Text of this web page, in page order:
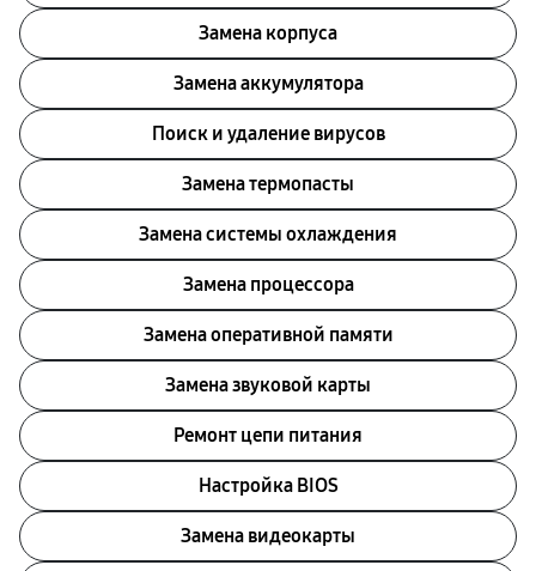
Замена корпуса
Замена аккумулятора
Поиск и удаление вирусов
Замена термопасты
Замена системы охлаждения
Замена процессора
Замена оперативной памяти
Замена звуковой карты
Ремонт цепи питания
Настройка BIOS
Замена видеокарты